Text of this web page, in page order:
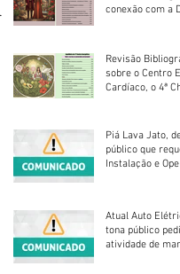
conexão com a
Revisão
sobre o Centro
Cardíaco, o 4ª
Piá Lava Jato,
público que
Instalação e
Atual Auto
tona público
atividade de